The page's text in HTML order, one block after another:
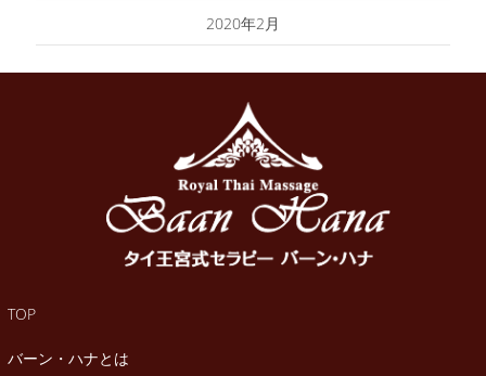
2020年2月
TOP
バーン・ハナとは